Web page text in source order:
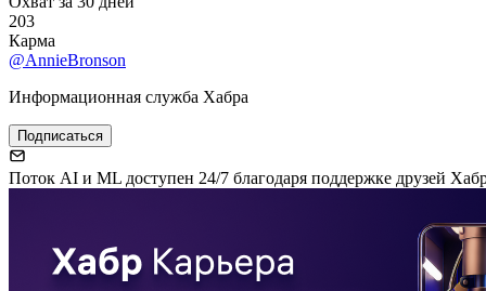
203
Карма
@AnnieBronson
Информационная служба Хабра
Подписаться
Поток AI и ML доступен 24/7 благодаря поддержке друзей